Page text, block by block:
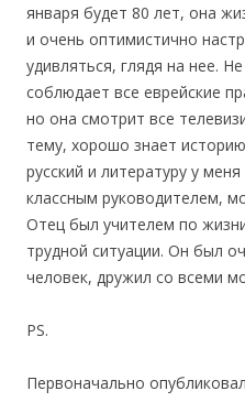
января будет 80 лет, она
и очень оптимистично
удивляться, глядя на нее.
соблюдает все еврейские
но она смотрит все
тему, хорошо знает
русский и литературу у
классным руководителем,
Отец был учителем по
трудной ситуации. Он был
человек, дружил со всеми
PS.
Первоначально